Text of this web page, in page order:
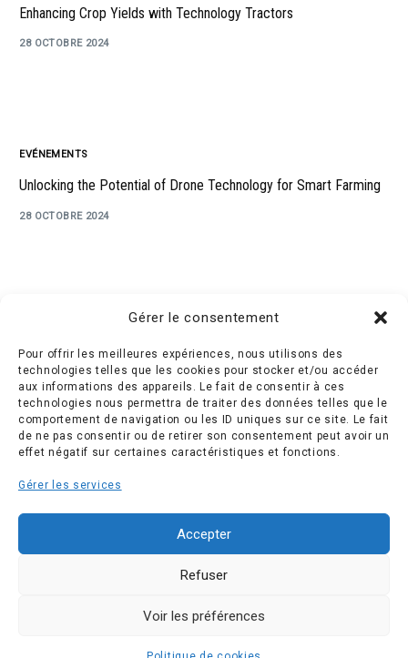
Gérer le consentement
Pour offrir les meilleures expériences, nous utilisons des
technologies telles que les cookies pour stocker et/ou accéder
aux informations des appareils. Le fait de consentir à ces
technologies nous permettra de traiter des données telles que le
comportement de navigation ou les ID uniques sur ce site. Le fait
de ne pas consentir ou de retirer son consentement peut avoir un
effet négatif sur certaines caractéristiques et fonctions.
Gérer les services
Accepter
Refuser
Voir les préférences
Enhancing Crop Yields with Technology Tractors
28 OCTOBRE 2024
EVÉNEMENTS
Unlocking the Potential of Drone Technology for Smart Farming
28 OCTOBRE 2024
Créée en 1992, l’association française des Entreprises pour
l’Environnement (EPE) rassemble une soixantaine de
grandes entreprises françaises et internationales de tous les
secteurs de l’économie, afin de collaborer à leur
intégrée.
Nos membres
Actus
Presse
Contacts
Mentions légales RGPD Plan du site
ESPACE MEMBRES